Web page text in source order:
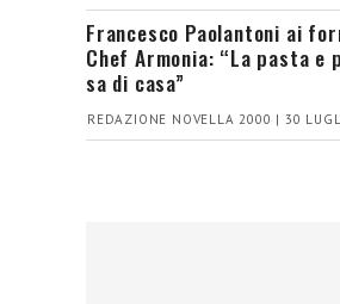
Francesco Paolantoni ai
Chef Armonia: “La pasta e
sa di casa”
REDAZIONE NOVELLA 2000 | 30